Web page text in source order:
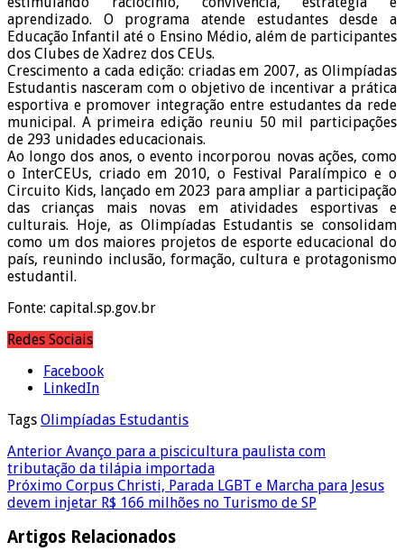
aprendizado. O programa atende estudantes desde a
Educação Infantil até o Ensino Médio, além de participantes
dos Clubes de Xadrez dos CEUs.
Crescimento a cada edição: criadas em 2007, as Olimpíadas
Estudantis nasceram com o objetivo de incentivar a prática
esportiva e promover integração entre estudantes da rede
municipal. A primeira edição reuniu 50 mil participações
de 293 unidades educacionais.
Ao longo dos anos, o evento incorporou novas ações, como
o InterCEUs, criado em 2010, o Festival Paralímpico e o
Circuito Kids, lançado em 2023 para ampliar a participação
das crianças mais novas em atividades esportivas e
culturais. Hoje, as Olimpíadas Estudantis se consolidam
como um dos maiores projetos de esporte educacional do
país, reunindo inclusão, formação, cultura e protagonismo
estudantil.
Fonte: capital.sp.gov.br
Redes Sociais
Facebook
LinkedIn
Tags Olimpíadas Estudantis
Anterior Avanço para a piscicultura paulista com
tributação da tilápia importada
Próximo Corpus Christi, Parada LGBT e Marcha para Jesus
devem injetar R$ 166 milhões no Turismo de SP
Artigos Relacionados